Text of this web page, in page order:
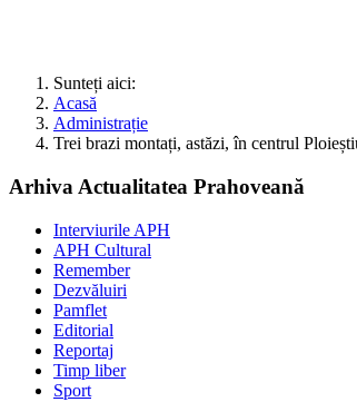
Sunteți aici:
Acasă
Administrație
Trei brazi montați, astăzi, în centrul
Arhiva Actualitatea Prahoveană
Interviurile APH
APH Cultural
Remember
Dezvăluiri
Pamflet
Editorial
Reportaj
Timp liber
Sport